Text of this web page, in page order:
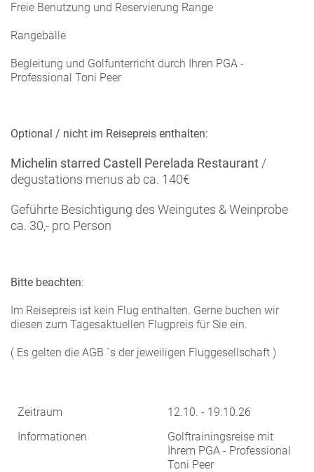
Freie Benutzung und Reservierung Range
Rangebälle
Begleitung und Golfunterricht durch Ihren PGA -
Professional Toni Peer
Optional / nicht im Reisepreis enthalten:
Michelin starred Castell Perelada Restaurant /
degustations menus ab ca. 140€
Geführte Besichtigung des Weingutes & Weinprobe
ca. 30,- pro Person
Bitte beachten:
Im Reisepreis ist kein Flug enthalten. Gerne buchen wir
diesen zum Tagesaktuellen Flugpreis für Sie ein.
( Es gelten die AGB `s der jeweiligen Fluggesellschaft )
Zeitraum
12.10. - 19.10.26
Informationen
Golftrainingsreise mit
Ihrem PGA - Professional
Toni Peer